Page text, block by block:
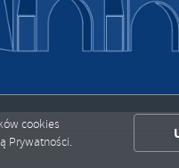
cookies
Prywatności.